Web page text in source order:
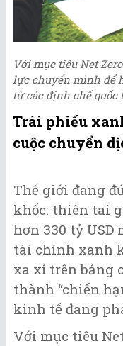
Với mục tiêu Net
lực chuyển mình để
từ các định chế quốc
Trái phiếu
cuộc chuyển
Thế giới đang
khốc: thiên tai
hơn 330 tỷ USD
tài chính xanh
xa xỉ trên bảng
thành “chiến
kinh tế đang
Với mục tiêu